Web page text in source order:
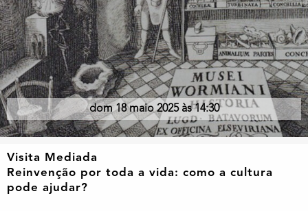
dom 18 maio 2025 às 14:30
Visita Mediada
Reinvenção por toda a vida: como a cultura
pode ajudar?